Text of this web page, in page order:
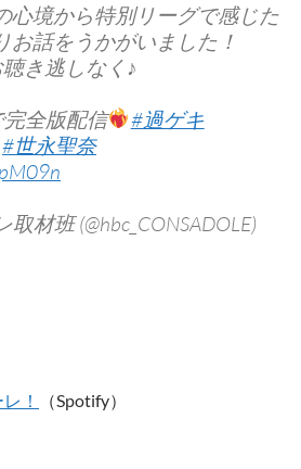
心境から特別リーグで感じた
お話をうかがいました！
き逃しなく♪
完全版配信
#過ゲキ
#世永聖奈
材班 (@hbc_CONSADOLE)
！
（Spotify）